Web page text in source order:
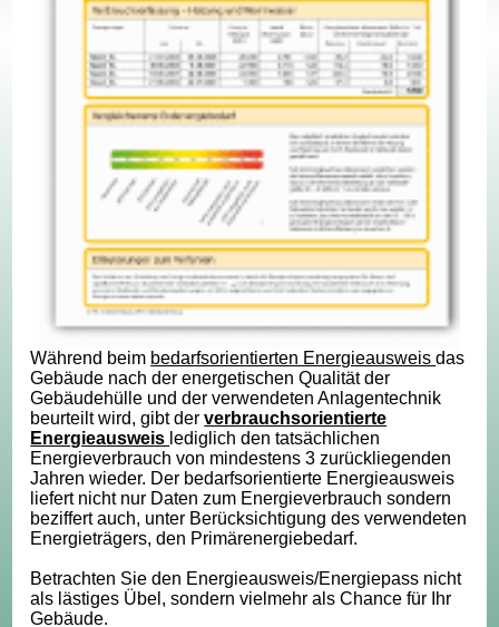
Während beim bedarfsorientierten Energieausweisdas
Gebäude nach der energetischen Qualität der
Gebäudehülle und der verwendeten Anlagentechnik
beurteilt wird, gibt derverbrauchsorientierte
Energieausweis lediglich den tatsächlichen
Energieverbrauch von mindestens 3 zurückliegenden
Jahren wieder. Der bedarfsorientierte Energieausweis
liefert nicht nur Daten zum Energieverbrauch sondern
beziffert auch, unter Berücksichtigung des verwendeten
Energieträgers, den Primärenergiebedarf.
Betrachten Sie den Energieausweis/Energiepass nicht
als lästiges Übel, sondern vielmehr als Chance für Ihr
Gebäude.